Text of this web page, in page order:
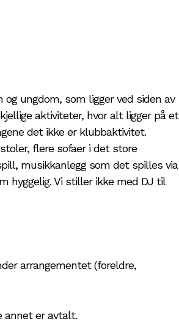
ungdom, som ligger ved siden av
aktiviteter, hvor alt ligger på et
det ikke er klubbaktivitet.
flere sofaer i det store
musikkanlegg som det spilles via
hyggelig. Vi stiller ikke med DJ til
arrangementet (foreldre,
annet er avtalt.